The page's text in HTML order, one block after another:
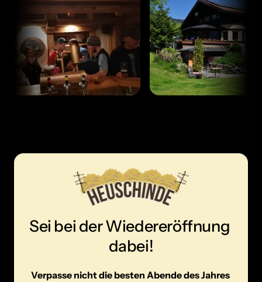
Sei bei der Wiedereröffnung
dabei!
Verpasse nicht die besten Abende des Jahres